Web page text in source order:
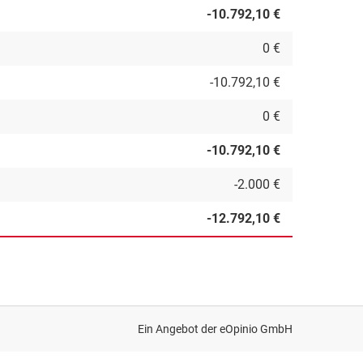
-10.792,10 €
0 €
-10.792,10 €
0 €
-10.792,10 €
-2.000 €
-12.792,10 €
Ein Angebot dereOpinio GmbH